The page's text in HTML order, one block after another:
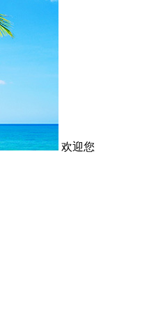
欢迎您